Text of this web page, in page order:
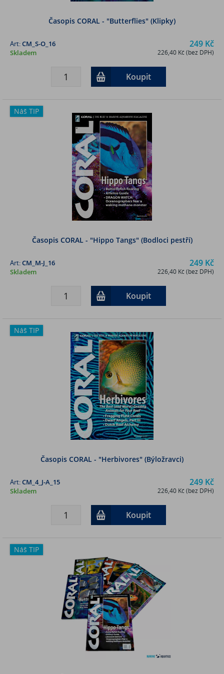
Časopis CORAL - "Butterflies" (Klipky)
249 Kč
226,40 Kč (bez DPH)
Art:CM_S-O_16
Skladem
Koupit
Náš TIP
Časopis CORAL - "Hippo Tangs" (Bodloci pestří)
249 Kč
226,40 Kč (bez DPH)
Art:CM_M-J_16
Skladem
Koupit
Náš TIP
Časopis CORAL - "Herbivores" (Býložravci)
249 Kč
226,40 Kč (bez DPH)
Art:CM_4_J-A_15
Skladem
Koupit
Náš TIP